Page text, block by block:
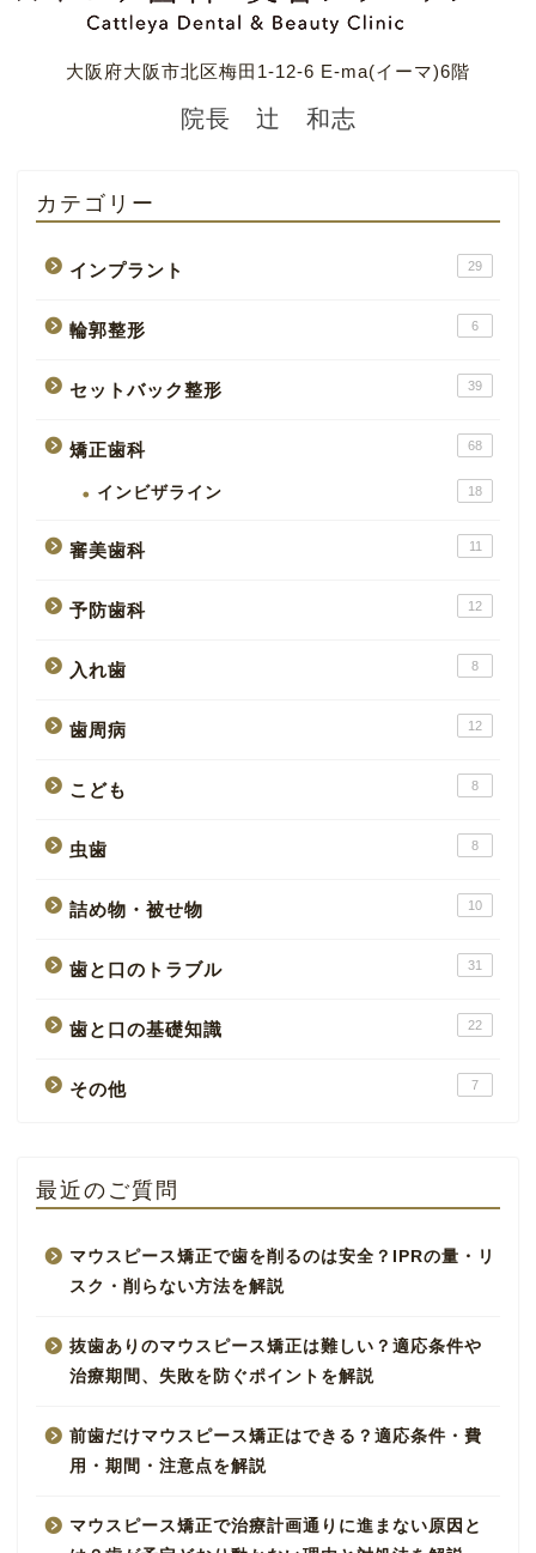
大阪府大阪市北区梅田1-12-6 E-ma(イーマ)6階
院長 辻 和志
カテゴリー
インプラント 29
輪郭整形 6
セットバック整形 39
矯正歯科 68
インビザライン 18
審美歯科 11
予防歯科 12
入れ歯 8
歯周病 12
こども 8
虫歯 8
詰め物・被せ物 10
歯と口のトラブル 31
歯と口の基礎知識 22
その他 7
最近のご質問
マウスピース矯正で歯を削るのは安全？IPRの量・リ
スク・削らない方法を解説
抜歯ありのマウスピース矯正は難しい？適応条件や
治療期間、失敗を防ぐポイントを解説
前歯だけマウスピース矯正はできる？適応条件・費
用・期間・注意点を解説
マウスピース矯正で治療計画通りに進まない原因と